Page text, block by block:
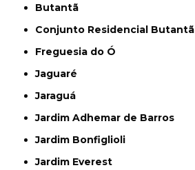
Butantã
Conjunto Residencial Butantã
Freguesia do Ó
Jaguaré
Jaraguá
Jardim Adhemar de Barros
Jardim Bonfiglioli
Jardim Everest